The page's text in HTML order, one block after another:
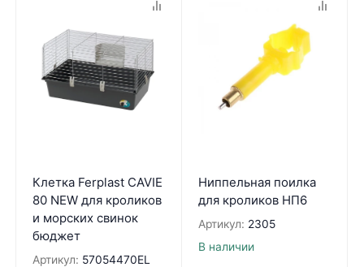
Клетка Ferplast CAVIE
80 NEW для кроликов
и морских свинок
бюджет
Артикул: 57054470EL
Ниппельная поилка
для кроликов НП6
Артикул: 2305
В наличии